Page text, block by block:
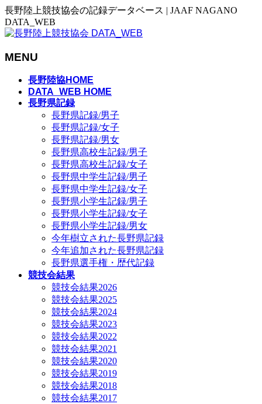
長野陸上競技協会の記録データベース | JAAF NAGANO
DATA_WEB
MENU
長野陸協HOME
DATA_WEB HOME
長野県記録
長野県記録/男子
長野県記録/女子
長野県記録/男女
長野県高校生記録/男子
長野県高校生記録/女子
長野県中学生記録/男子
長野県中学生記録/女子
長野県小学生記録/男子
長野県小学生記録/女子
長野県小学生記録/男女
今年樹立された長野県記録
今年追加された長野県記録
長野県選手権・歴代記録
競技会結果
競技会結果2026
競技会結果2025
競技会結果2024
競技会結果2023
競技会結果2022
競技会結果2021
競技会結果2020
競技会結果2019
競技会結果2018
競技会結果2017